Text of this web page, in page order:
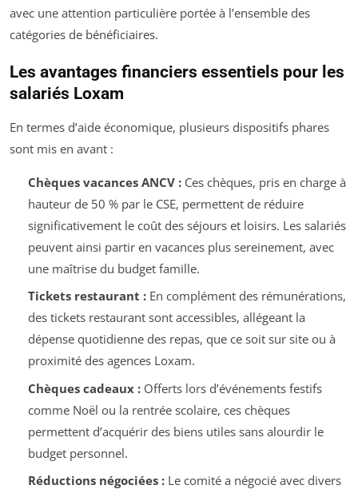
avec une attention particulière portée à l’ensemble des
catégories de bénéficiaires.
Les avantages financiers essentiels pour les
salariés Loxam
En termes d’aide économique, plusieurs dispositifs phares
sont mis en avant :
Chèques vacances ANCV :Ces chèques, pris en charge à
hauteur de 50 % par le CSE, permettent de réduire
significativement le coût des séjours et loisirs. Les salariés
peuvent ainsi partir en vacances plus sereinement, avec
une maîtrise du budget famille.
Tickets restaurant :En complément des rémunérations,
des tickets restaurant sont accessibles, allégeant la
dépense quotidienne des repas, que ce soit sur site ou à
proximité des agences Loxam.
Chèques cadeaux :Offerts lors d’événements festifs
comme Noël ou la rentrée scolaire, ces chèques
permettent d’acquérir des biens utiles sans alourdir le
budget personnel.
Réductions négociées :Le comité a négocié avec divers